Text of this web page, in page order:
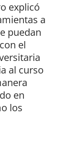
explicó
a
puedan
el
al curso
en
los